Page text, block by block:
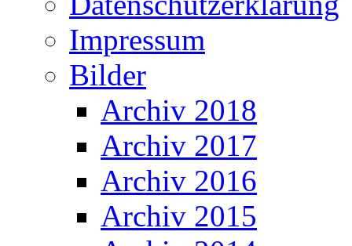
Impressum
Bilder
Archiv 2018
Archiv 2017
Archiv 2016
Archiv 2015